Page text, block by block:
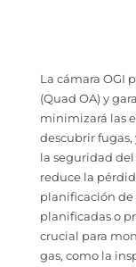
La cámara OGI
(Quad OA) y
minimizará las
descubrir fugas,
la seguridad
reduce la
planificación
planificadas o
crucial para
gas, como la